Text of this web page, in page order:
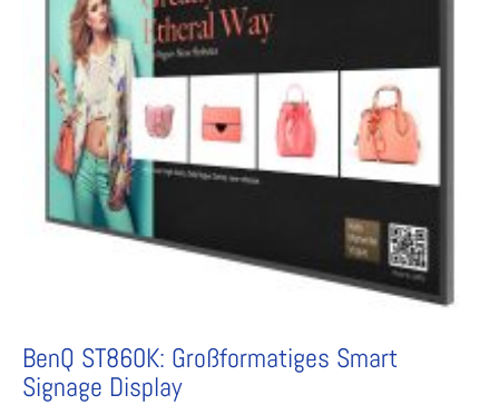
BenQ ST860K: Großformatiges Smart
Signage Display